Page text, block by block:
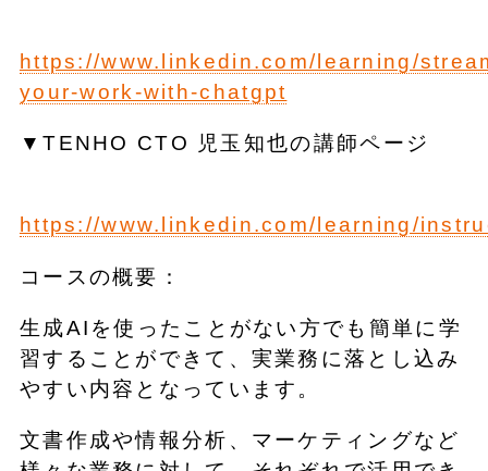
https://www.linkedin.com/learning/
your-work-with-chatgpt
▼TENHO CTO 児玉知也の講師ページ
https://www.linkedin.com/learning/
コースの概要：
生成AIを使ったことがない方でも簡単に学
習することができて、実業務に落とし込み
やすい内容となっています。
文書作成や情報分析、マーケティングなど